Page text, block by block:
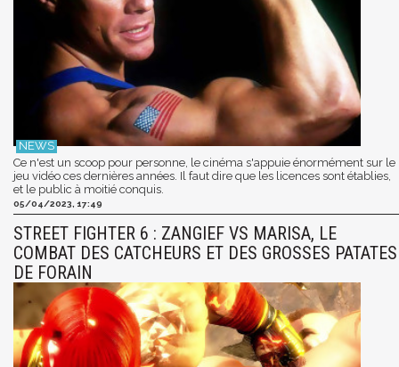
Ce n'est un scoop pour personne, le cinéma s'appuie énormément sur le
jeu vidéo ces dernières années. Il faut dire que les licences sont établies,
et le public à moitié conquis.
05/04/2023, 17:49
STREET FIGHTER 6 : ZANGIEF VS MARISA, LE
COMBAT DES CATCHEURS ET DES GROSSES PATATES
DE FORAIN